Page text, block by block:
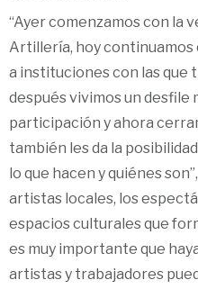
“Ayer comenzamos con la
Artillería, hoy continuamos
a instituciones con las que
después vivimos un desfile
participación y ahora
también les da la
lo que hacen y quiénes
artistas locales, los
espacios culturales que
es muy importante que
artistas y trabajadores